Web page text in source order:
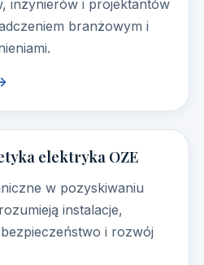
inżynierów i projektantów
branżowym i
elektryka OZE
w pozyskiwaniu
instalacje,
i rozwój